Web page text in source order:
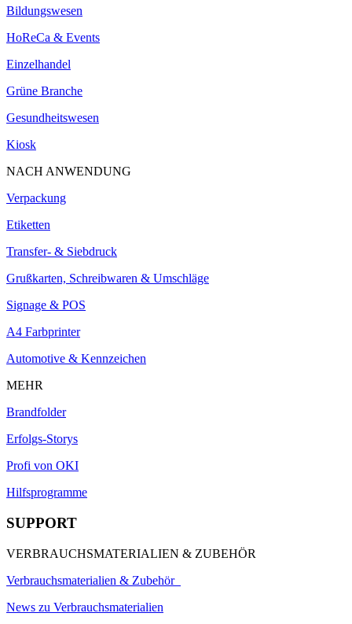
Bildungswesen
HoReCa & Events
Einzelhandel
Grüne Branche
Gesundheitswesen
Kiosk
NACH ANWENDUNG
Verpackung
Etiketten
Transfer- & Siebdruck
Grußkarten, Schreibwaren & Umschläge
Signage & POS
A4 Farbprinter
Automotive & Kennzeichen
MEHR
Brandfolder
Erfolgs-Storys
Profi von OKI
Hilfsprogramme
SUPPORT
VERBRAUCHSMATERIALIEN & ZUBEHÖR
Verbrauchsmaterialien & Zubehör
News zu Verbrauchsmaterialien